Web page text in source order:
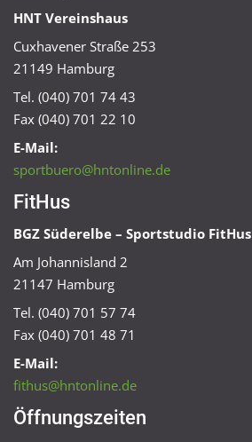
HNT Vereinshaus
Cuxhavener Straße 253
21149 Hamburg
Tel. (040) 701 74 43
Fax (040) 701 22 10
E-Mail:
sportbuero@hntonline.de
FitHus
BGZ Süderelbe – Sportstudio FitHus
Am Johannisland 2
21147 Hamburg
Tel. (040) 701 57 74
Fax (040) 701 48 71
E-Mail:
fithus@hntonline.de
Öffnungszeiten